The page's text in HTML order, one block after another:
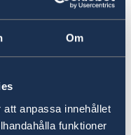
Om
anpassa innehållet
funktioner
tas med.
och ta med till
medborgare